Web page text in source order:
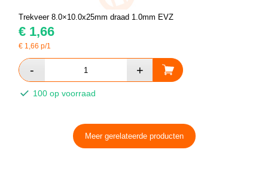
Trekveer 8.0×10.0x25mm draad 1.0mm EVZ
€ 1,66
€ 1,66 p/1
100 op voorraad
Meer gerelateerde producten